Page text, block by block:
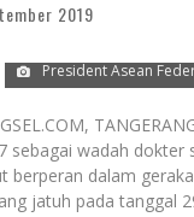
2019
President Asean
sebagai wadah
berperan dalam
jatuh pada tanggal